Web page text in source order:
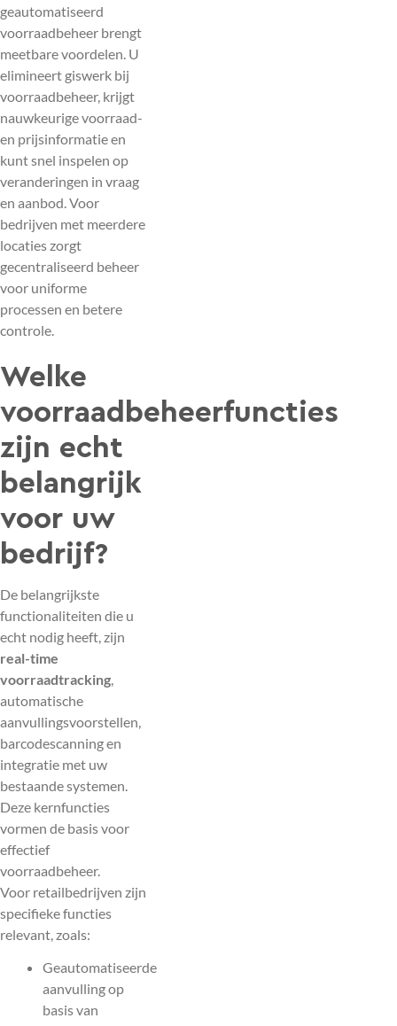
geautomatiseerd
voorraadbeheer brengt
meetbare voordelen. U
elimineert giswerk bij
voorraadbeheer, krijgt
nauwkeurige voorraad-
en prijsinformatie en
kunt snel inspelen op
veranderingen in vraag
en aanbod. Voor
bedrijven met meerdere
locaties zorgt
gecentraliseerd beheer
voor uniforme
processen en betere
controle.
Welke
voorraadbeheerfuncties
zijn echt
belangrijk
voor uw
bedrijf?
De belangrijkste
functionaliteiten die u
echt nodig heeft, zijn
real-time
voorraadtracking,
automatische
aanvullingsvoorstellen,
barcodescanning en
integratie met uw
bestaande systemen.
Deze kernfuncties
vormen de basis voor
effectief
voorraadbeheer.
Voor retailbedrijven zijn
specifieke functies
relevant, zoals:
Geautomatiseerde
aanvulling op
basis van